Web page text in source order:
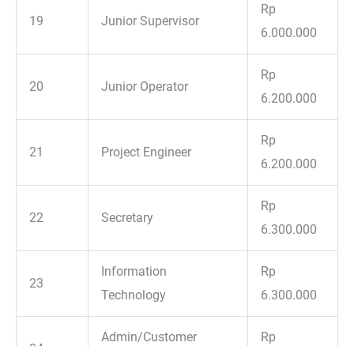
19 Junior Supervisor
Rp
6.000.000
20 Junior Operator
Rp
6.200.000
21 Project Engineer
Rp
6.200.000
22 Secretary
Rp
6.300.000
23
Information
Technology
Rp
6.300.000
Admin/Customer
Rp